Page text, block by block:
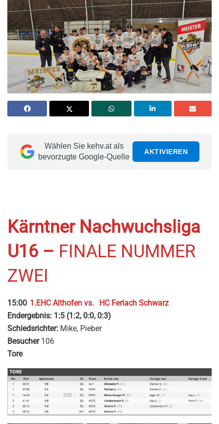
Wählen Sie kehv.at als
bevorzugte Google-Quelle
AKTIVIEREN
Kärntner Nachwuchsliga
U16 – FINALE NUMMER
ZWEI
15:00 1.EHC Althofen vs.
HC Ferlach Schwarz
Endergebnis: 1:5 (1:2, 0:0, 0:3)
Schiedsrichter: Mike, Pieber
Besucher106
Tore